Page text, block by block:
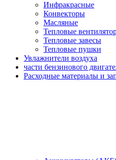
Инфракрасные
Конвекторы
Масляные
Тепловые
Тепловые завесы
Тепловые пушки
Увлажнители воздуха
части бензинового
Расходные материалы и